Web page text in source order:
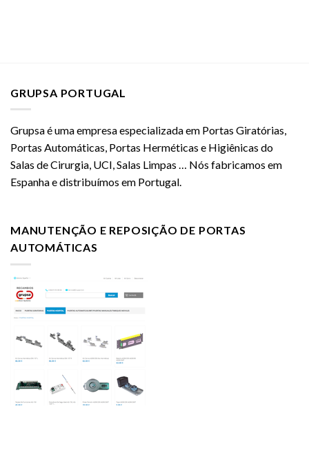
GRUPSA PORTUGAL
Grupsa é uma empresa especializada em Portas Giratórias,
Portas Automáticas, Portas Herméticas e Higiênicas do
Salas de Cirurgia, UCI, Salas Limpas … Nós fabricamos em
Espanha e distribuímos em Portugal.
MANUTENÇÃO E REPOSIÇÃO DE PORTAS
AUTOMÁTICAS